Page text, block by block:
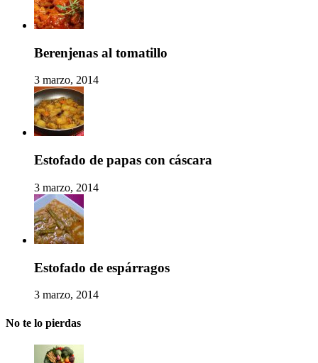
Berenjenas al tomatillo
3 marzo, 2014
Estofado de papas con cáscara
3 marzo, 2014
Estofado de espárragos
3 marzo, 2014
No te lo pierdas